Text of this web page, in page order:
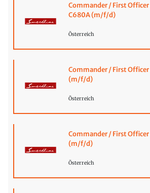
Commander / First
C680A (m/f/d)
Österreich
Commander / First Officer
(m/f/d)
Österreich
Commander / First Officer
(m/f/d)
Österreich